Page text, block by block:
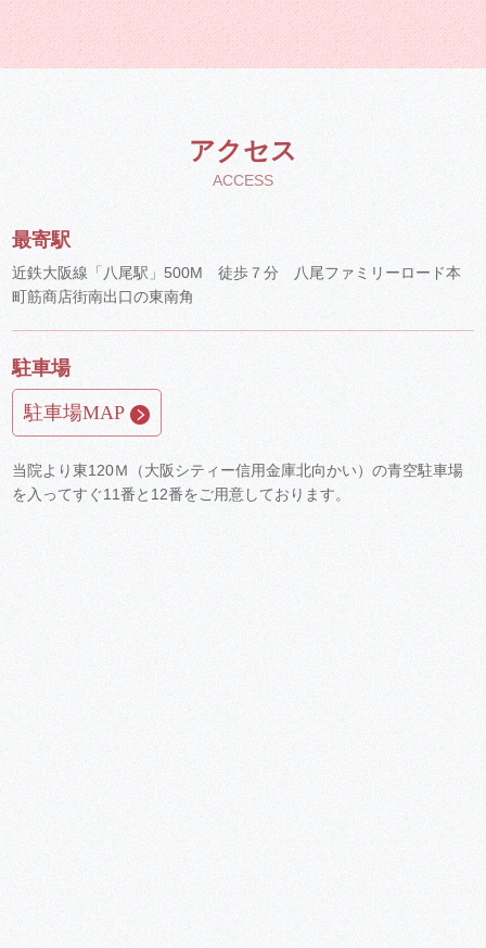
アクセス
ACCESS
最寄駅
近鉄大阪線「八尾駅」500M 徒歩７分 八尾ファミリーロード本
町筋商店街南出口の東南角
駐車場
駐車場MAP
当院より東120Ｍ（大阪シティー信用金庫北向かい）の青空駐車場
を入ってすぐ11番と12番をご用意しております。